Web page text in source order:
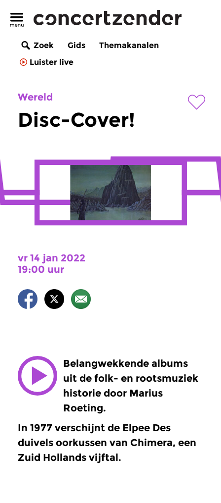
Zoek Gids
Themakanalen
Luister live
Wereld
Disc-Cover!
vr 14 jan 2022
19:00 uur
Belangwekkende albums
uit de folk- en rootsmuziek
historie door Marius
Roeting.
In 1977 verschijnt de Elpee Des
duivels oorkussen van Chimera, een
Zuid Hollands vijftal.